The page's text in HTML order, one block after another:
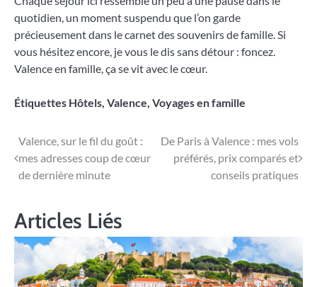
quotidien, un moment suspendu que l’on garde
précieusement dans le carnet des souvenirs de famille. Si
vous hésitez encore, je vous le dis sans détour : foncez.
Valence en famille, ça se vit avec le cœur.
Étiquettes Hôtels, Valence, Voyages en famille
Navigation
de
Valence, sur le fil du goût :
mes adresses coup de cœur
de dernière minute
De Paris à Valence : mes vols
préférés, prix comparés et
conseils pratiques
Articles Liés